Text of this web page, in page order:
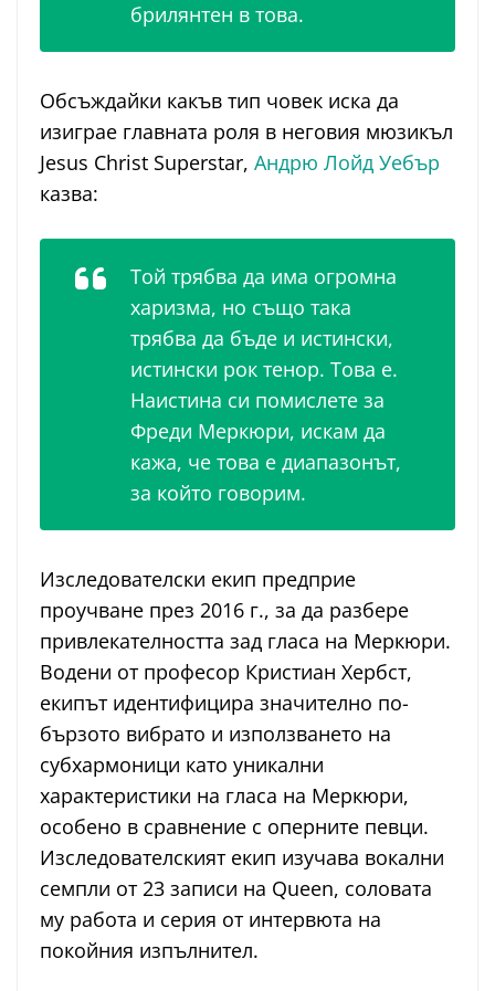
брилянтен в това.
Обсъждайки какъв тип човек иска да
изиграе главната роля в неговия мюзикъл
Jesus Christ Superstar, Андрю Лойд Уебър
казва:
Той трябва да има огромна
харизма, но също така
трябва да бъде и истински,
истински рок тенор. Това е.
Наистина си помислете за
Фреди Меркюри, искам да
кажа, че това е диапазонът,
за който говорим.
Изследователски екип предприе
проучване през 2016 г., за да разбере
привлекателността зад гласа на Меркюри.
Водени от професор Кристиан Хербст,
екипът идентифицира значително по-
бързото вибрато и използването на
субхармоници като уникални
характеристики на гласа на Меркюри,
особено в сравнение с оперните певци.
Изследователският екип изучава вокални
семпли от 23 записи на Queen, соловата
му работа и серия от интервюта на
покойния изпълнител.